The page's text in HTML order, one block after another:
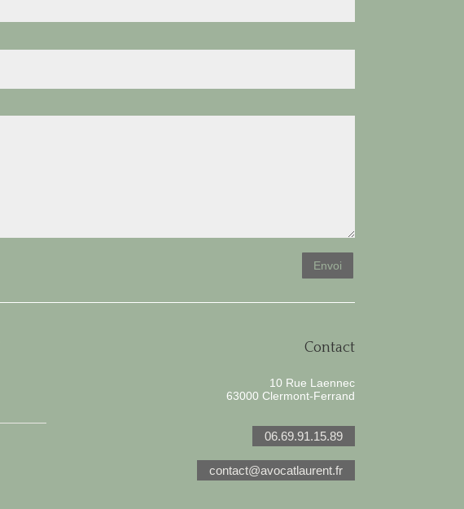
Envoi
Contact
10 Rue Laennec
63000 Clermont-Ferrand
06.69.91.15.89
contact@avocatlaurent.fr